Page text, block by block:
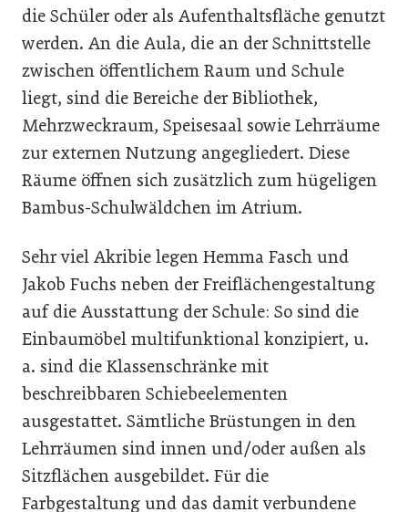
die Schüler oder als Aufenthaltsfläche genutzt
werden. An die Aula, die an der Schnittstelle
zwischen öffentlichem Raum und Schule
liegt, sind die Bereiche der Bibliothek,
Mehrzweckraum, Speisesaal sowie Lehrräume
zur externen Nutzung angegliedert. Diese
Räume öffnen sich zusätzlich zum hügeligen
Bambus-Schulwäldchen im Atrium.
Sehr viel Akribie legen Hemma Fasch und
Jakob Fuchs neben der Freiflächengestaltung
auf die Ausstattung der Schule: So sind die
Einbaumöbel multifunktional konzipiert, u.
a. sind die Klassenschränke mit
beschreibbaren Schiebeelementen
ausgestattet. Sämtliche Brüstungen in den
Lehrräumen sind innen und/oder außen als
Sitzflächen ausgebildet. Für die
Farbgestaltung und das damit verbundene